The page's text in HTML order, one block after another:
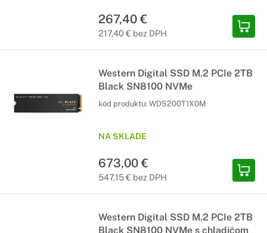
267,40 €
217,40 € bez DPH
Western Digital SSD M.2 PCIe 2TB
Black SN8100 NVMe
kód produktu: WDS200T1X0M
NA SKLADE
673,00 €
547,15 € bez DPH
Western Digital SSD M.2 PCIe 2TB
Black SN8100 NVMe s chladičom